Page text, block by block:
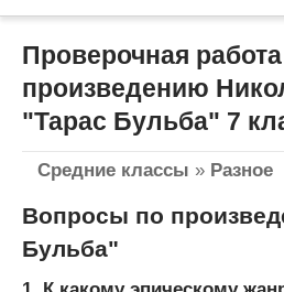
Проверочная
произведению
"Тарас Бульба" 7
Средние классы » Разное
Вопросы по
Бульба"